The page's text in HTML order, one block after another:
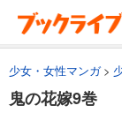
少女・女性マンガ
鬼の花嫁9巻